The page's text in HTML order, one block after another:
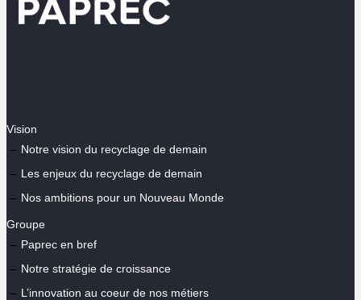
Vision
Notre vision du recyclage de demain
Les enjeux du recyclage de demain
Nos ambitions pour un Nouveau Monde
Groupe
Paprec en bref
Notre stratégie de croissance
L’innovation au coeur de nos métiers